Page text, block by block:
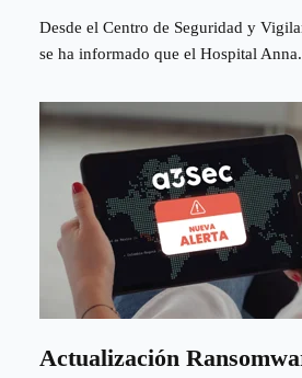
Desde el Centro de Seguridad y
se ha informado que el Hospital
Actualización